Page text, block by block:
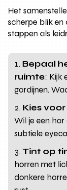
Het
scherpe blik en
stappen als
Bepaal
ruimte: Kijk
gordijnen.
Kies
Wil je een
subtiele
Tint op
horren met
donkere